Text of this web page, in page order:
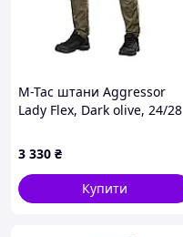
M-Tac штани Aggressor
Lady Flex, Dark olive, 24/28
3 330 ₴
Купити